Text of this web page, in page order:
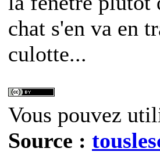
chat s'en va en
culotte...
Vous pouvez
Source :